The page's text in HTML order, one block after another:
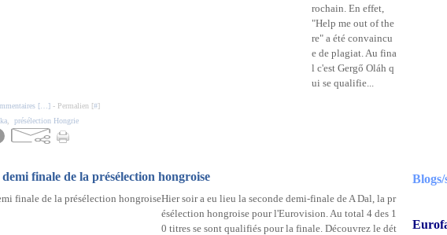
rochain. En effet,
"Help me out of the
re" a été convaincu
e de plagiat. Au fina
l c'est Gergő Oláh q
ui se qualifie...
[ ] - Permalien [#]
présélection Hongrie
finale de la présélection hongroise
Hier soir a eu lieu la seconde demi-finale de A Dal, la pr
ésélection hongroise pour l'Eurovision. Au total 4 des 1
0 titres se sont qualifiés pour la finale. Découvrez le dét